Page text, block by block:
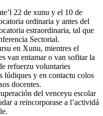
22 de xunu y el 10 de
ordinaria y antes del
estraordinaria, tal que
Sectorial.
en Xunu, mientres el
van entamar o van sofitar la
refuerzu voluntaries
lúdiques y en contactu colos
docentes.
del venceyu escolar
a reincorporase a l’actividá